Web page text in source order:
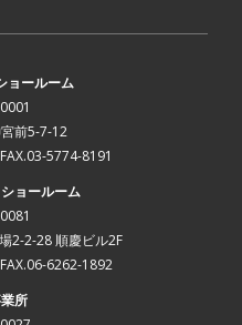
ョールーム
前5-7-12
5774-8191
ョールーム
2-2-28 順慶ビル2F
6262-1892
所